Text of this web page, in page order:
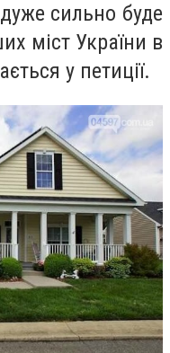
сильно буде
міст України в
у петиції.